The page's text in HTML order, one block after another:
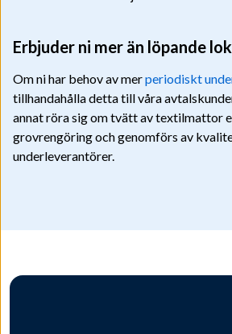
Erbjuder ni mer än löpande
Om ni har behov av merperiodiskt
tillhandahålla detta till våra
annat röra sig om tvätt av textilmattor
grovrengöring och genomförs av
underleverantörer.